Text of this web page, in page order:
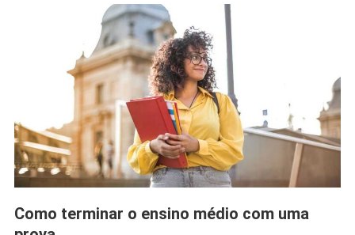
Como terminar o ensino médio com uma